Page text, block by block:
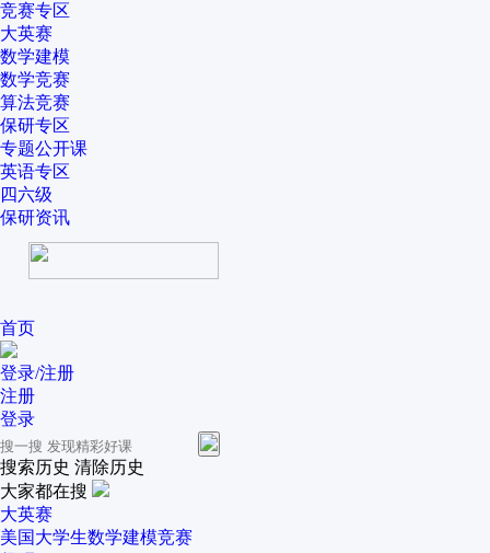
竞赛专区
大英赛
数学建模
数学竞赛
算法竞赛
保研专区
专题公开课
英语专区
四六级
保研资讯
首页
登录/注册
注册
登录
搜索历史 清除历史
大家都在搜
大英赛
美国大学生数学建模竞赛